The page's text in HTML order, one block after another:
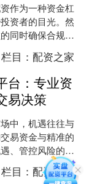
作为一种资金杠
资者的目光。然
同时确保合规操
每位投资者必须
....
栏目：配资之家
台：专业资
易决策
中，机遇往往与
易资金与精准的
、管控风险的关
资平台，正以其
成为....
栏目：配资开户